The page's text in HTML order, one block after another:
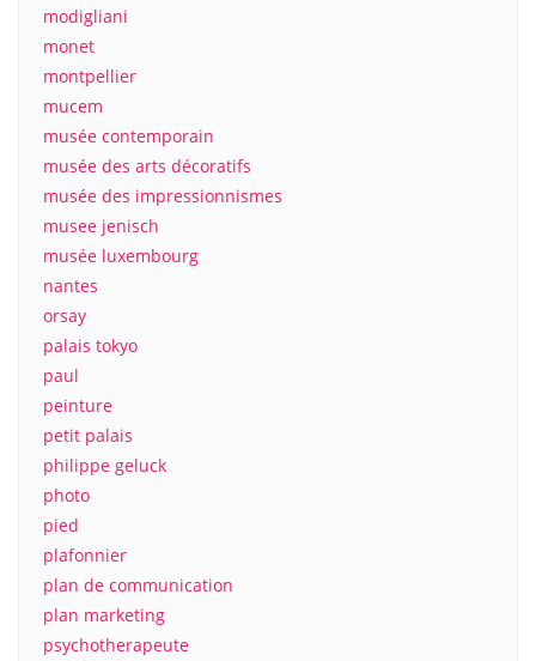
modigliani
monet
montpellier
mucem
musée contemporain
musée des arts décoratifs
musée des impressionnismes
musee jenisch
musée luxembourg
nantes
orsay
palais tokyo
paul
peinture
petit palais
philippe geluck
photo
pied
plafonnier
plan de communication
plan marketing
psychotherapeute